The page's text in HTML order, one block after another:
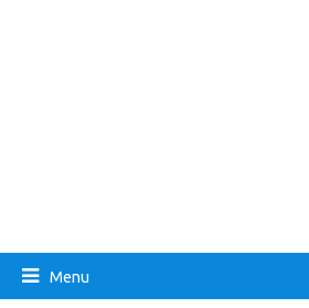
Menu